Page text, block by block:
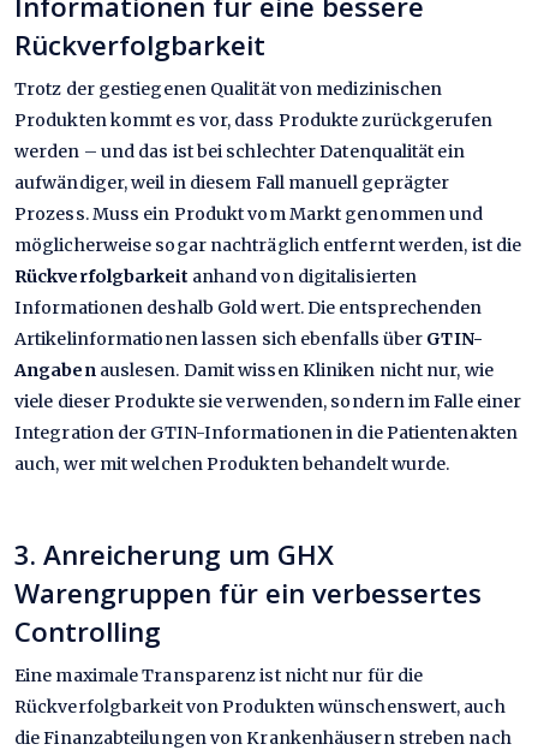
Rückverfolgbarkeit
Trotz der gestiegenen Qualität von medizinischen
Produkten kommt es vor, dass Produkte zurückgerufen
werden – und das ist bei schlechter Datenqualität ein
aufwändiger, weil in diesem Fall manuell geprägter
Prozess. Muss ein Produkt vom Markt genommen und
möglicherweise sogar nachträglich entfernt werden, ist die
Rückverfolgbarkeit anhand von digitalisierten
Informationen deshalb Gold wert. Die entsprechenden
Artikelinformationen lassen sich ebenfalls über GTIN-
Angabenauslesen. Damit wissen Kliniken nicht nur, wie
viele dieser Produkte sie verwenden, sondern im Falle einer
Integration der GTIN-Informationen in die Patientenakten
auch, wer mit welchen Produkten behandelt wurde.
3. Anreicherung um GHX
Warengruppen für ein verbessertes
Controlling
Eine maximale Transparenz ist nicht nur für die
Rückverfolgbarkeit von Produkten wünschenswert, auch
die Finanzabteilungen von Krankenhäusern streben nach